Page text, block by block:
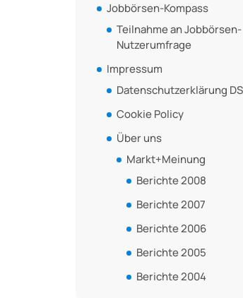
Jobbörsen-Kompass
Teilnahme an Jobbörsen-
Nutzerumfrage
Impressum
Datenschutzerklärung
Cookie Policy
Über uns
Markt+Meinung
Berichte 2008
Berichte 2007
Berichte 2006
Berichte 2005
Berichte 2004